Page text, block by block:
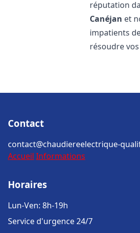
réputation
Canéjan et
impatients
résoudre
Contact
contact@chaudiereelectrique-
Accueil Informations
Horaires
Lun-Ven: 8h-19h
Service d'urgence 24/7